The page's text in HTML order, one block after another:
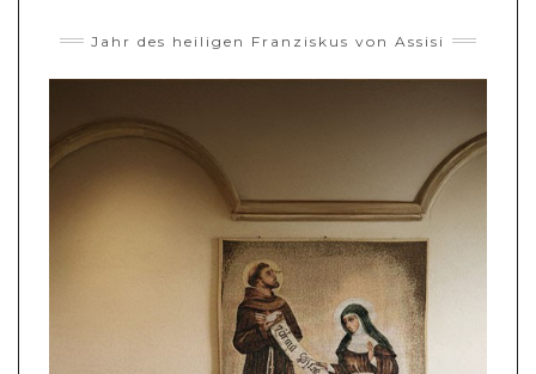
Jahr des heiligen Franziskus von Assisi